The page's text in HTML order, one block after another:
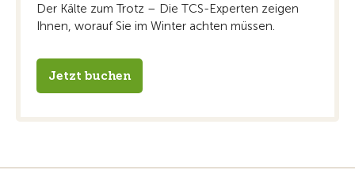
Der Kälte zum Trotz – Die TCS-Experten zeigen
Ihnen, worauf Sie im Winter achten müssen.
Jetzt buchen